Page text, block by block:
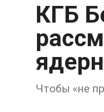
КГБ
Чтобы «не